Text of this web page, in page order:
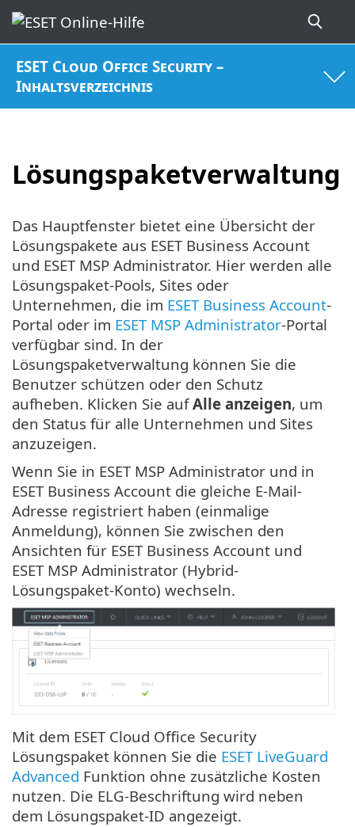
ESET Cloud Office Security –
Inhaltsverzeichnis
Lösungspaketverwaltung
Das Hauptfenster bietet eine Übersicht der
Lösungspakete aus ESET Business Account
und ESET MSP Administrator. Hier werden alle
Lösungspaket-Pools, Sites oder
Unternehmen, die im ESET Business Account-
Portal oder im ESET MSP Administrator-Portal
verfügbar sind. In der
Lösungspaketverwaltung können Sie die
Benutzer schützen oder den Schutz
aufheben. Klicken Sie aufAlle anzeigen, um
den Status für alle Unternehmen und Sites
anzuzeigen.
Wenn Sie in ESET MSP Administrator und in
ESET Business Account die gleiche E-Mail-
Adresse registriert haben (einmalige
Anmeldung), können Sie zwischen den
Ansichten für ESET Business Account und
ESET MSP Administrator (Hybrid-
Lösungspaket-Konto) wechseln.
Mit dem ESET Cloud Office Security
Lösungspaket können Sie die ESET LiveGuard
Advanced Funktion ohne zusätzliche Kosten
nutzen. Die ELG-Beschriftung wird neben
dem Lösungspaket-ID angezeigt.